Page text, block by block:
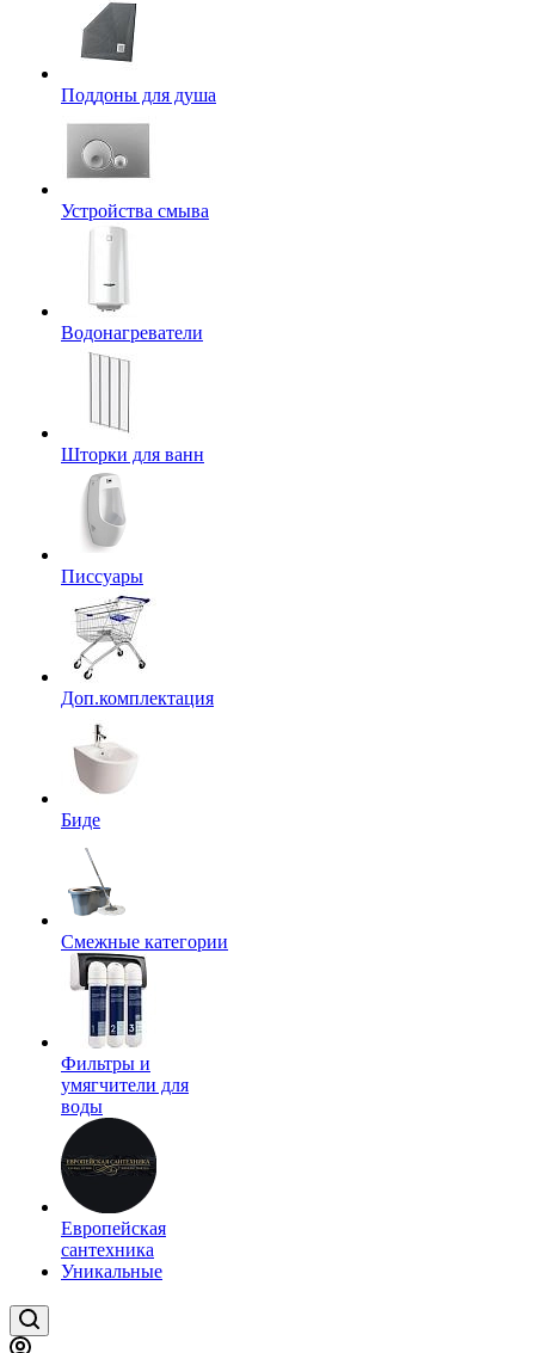
Поддоны для душа
Устройства смыва
Водонагреватели
Шторки для ванн
Писсуары
Доп.комплектация
Биде
Смежные категории
Фильтры и
умягчители для
воды
Европейская
сантехника
Уникальные